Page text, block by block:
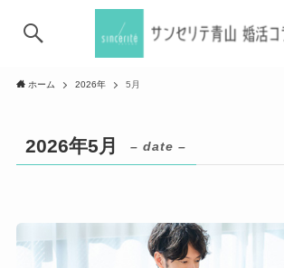
ホーム 2026年 5月
2026年5月 – date –